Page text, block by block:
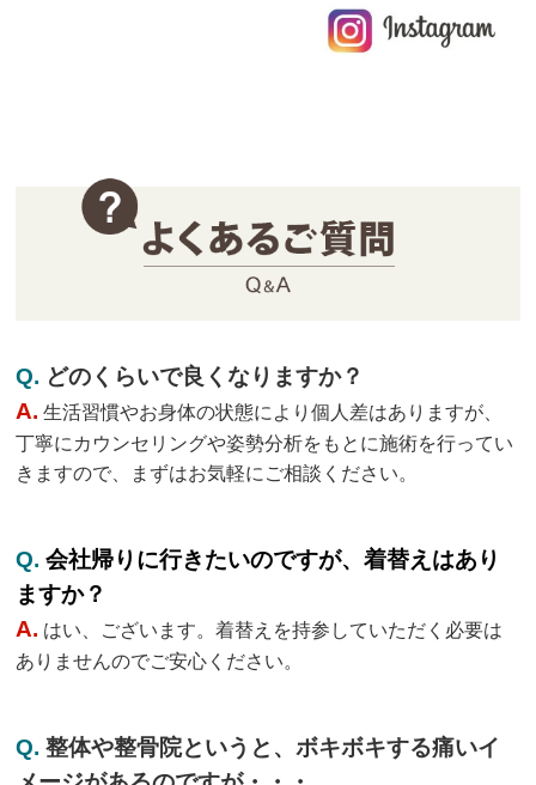
Q. どのくらいで良くなりますか？
A. 生活習慣やお身体の状態により個人差はありますが、
丁寧にカウンセリングや姿勢分析をもとに施術を行ってい
きますので、まずはお気軽にご相談ください。
Q.会社帰りに行きたいのですが、着替えはあり
ますか？
A. はい、ございます。着替えを持参していただく必要は
ありませんのでご安心ください。
Q.整体や整骨院というと、ボキボキする痛いイ